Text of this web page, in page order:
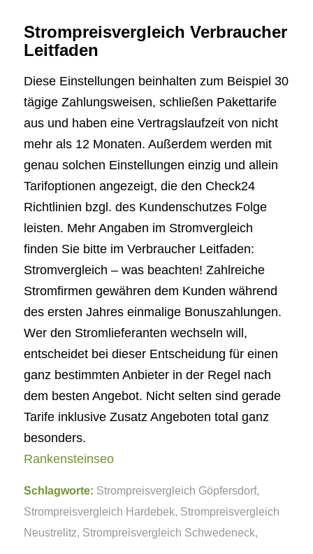
Strompreisvergleich Verbraucher
Leitfaden
Diese Einstellungen beinhalten zum Beispiel 30
tägige Zahlungsweisen, schließen Pakettarife
aus und haben eine Vertragslaufzeit von nicht
mehr als 12 Monaten. Außerdem werden mit
genau solchen Einstellungen einzig und allein
Tarifoptionen angezeigt, die den Check24
Richtlinien bzgl. des Kundenschutzes Folge
leisten. Mehr Angaben im Stromvergleich
finden Sie bitte im Verbraucher Leitfaden:
Stromvergleich – was beachten! Zahlreiche
Stromfirmen gewähren dem Kunden während
des ersten Jahres einmalige Bonuszahlungen.
Wer den Stromlieferanten wechseln will,
entscheidet bei dieser Entscheidung für einen
ganz bestimmten Anbieter in der Regel nach
dem besten Angebot. Nicht selten sind gerade
Tarife inklusive Zusatz Angeboten total ganz
besonders.
Rankensteinseo
Schlagworte: Strompreisvergleich Göpfersdorf,
Strompreisvergleich Hardebek, Strompreisvergleich
Neustrelitz, Strompreisvergleich Schwedeneck,